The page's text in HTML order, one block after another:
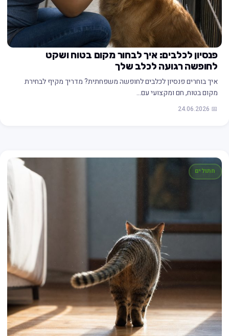
פנסיון לכלבים: איך לבחור מקום בטוח ושקט
לחופשה רגועה לכלב שלך
איך בוחרים פנסיון לכלבים לחופשה משפחתית? מדריך מקיף לבחירת
מקום בטוח, חם ומקצועי עם…
📅 24.06.2026
חתולים